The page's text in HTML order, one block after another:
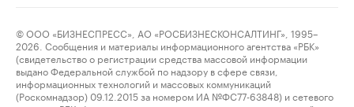
© ООО «БИЗНЕСПРЕСС», АО «РОСБИЗНЕСКОНСАЛТИНГ», 1995–
2026. Сообщения и материалы информационного агентства «РБК»
(свидетельство о регистрации средства массовой информации
выдано Федеральной службой по надзору в сфере связи,
информационных технологий и массовых коммуникаций
(Роскомнадзор) 09.12.2015 за номером ИА №ФС77-63848) и сетевого